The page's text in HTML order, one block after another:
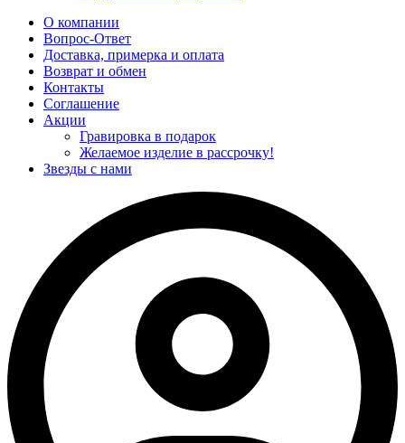
О компании
Вопрос-Ответ
Доставка, примерка и оплата
Возврат и обмен
Контакты
Соглашение
Акции
Гравировка в подарок
Желаемое изделие в рассрочку!
Звезды с нами